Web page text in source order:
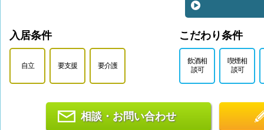
入居条件
自立 要支援 要介護
こだわり条件
飲酒相
談可
喫煙相
談可
相談・お問い合わせ